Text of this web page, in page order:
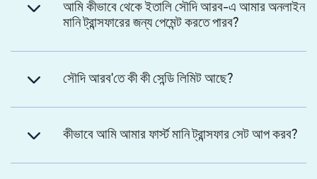
আমি কীভাবে থেকে ইতালি সৌদি আরব-এ আমার অনলাইন
মানি ট্রান্সফারের জন্য পেমেন্ট করতে পারব?
সৌদি আরব'তে কী কী সেন্ডি লিমিট আছে?
কীভাবে আমি আমার ফার্স্ট মানি ট্রান্সফার সেট আপ করব?